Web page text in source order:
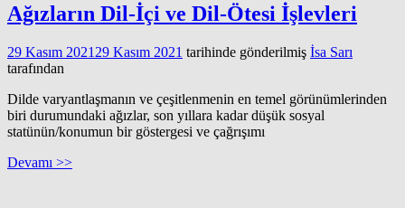
Ağızların Dil-İçi ve Dil-Ötesi İşlevleri
29 Kasım 2021 29 Kasım 2021 tarihinde gönderilmiş İsa Sarı
tarafından
Dilde varyantlaşmanın ve çeşitlenmenin en temel görünümlerinden
biri durumundaki ağızlar, son yıllara kadar düşük sosyal
statünün/konumun bir göstergesi ve çağrışımı
Devamı >>